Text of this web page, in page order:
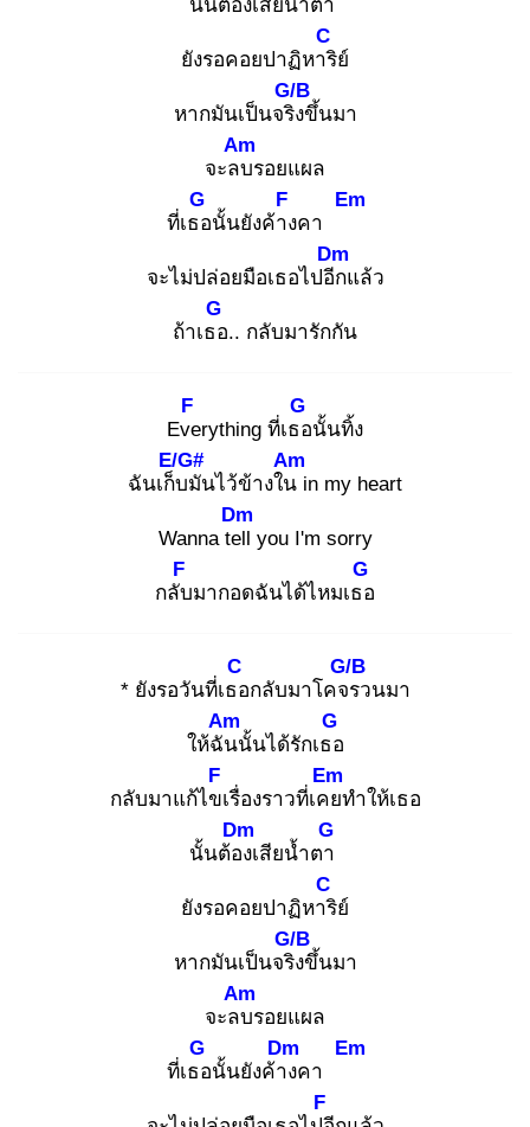
นั้นต้องเสียน้ำตา
ยังรอคอยปาฏิหาริ
C
ย์
หากมันเป็นจริง
G/B
ขึ้นมา
จะลบ
Am
รอยแผล
ที่เธอ
G
นั้นยังค้าง
F
คา
Em
จะไม่ปล่อยมือเธอไปอีก
Dm
แล้ว
ถ้าเธอ
G
.. กลับมารักกัน
Eve
F
rything ที่เธอ
G
นั้นทิ้ง
ฉันเก็บ
E/G#
มันไว้ข้างใน
Am
in my heart
Wanna tell
Dm
you I'm sorry
กลับ
F
มากอดฉันได้ไหมเธอ
G
* ยังรอวันที่เธอ
C
กลับมาโคจร
G/B
วนมา
ให้ฉัน
Am
นั้นได้รักเธอ
G
กลับมาแก้ไขเ
F
รื่องราวที่เคย
Em
ทำให้เธอ
นั้นต้อง
Dm
เสียน้ำตา
G
ยังรอคอยปาฏิหาริ
C
ย์
หากมันเป็นจริง
G/B
ขึ้นมา
จะลบ
Am
รอยแผล
ที่เธอ
G
นั้นยังค้าง
Dm
คา
Em
F